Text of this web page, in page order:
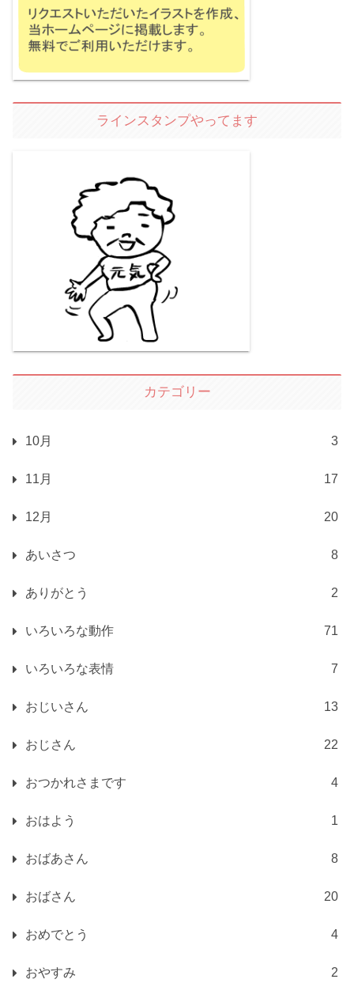
ラインスタンプやってます
カテゴリー
10月 3
11月 17
12月 20
あいさつ 8
ありがとう 2
いろいろな動作 71
いろいろな表情 7
おじいさん 13
おじさん 22
おつかれさまです 4
おはよう 1
おばあさん 8
おばさん 20
おめでとう 4
おやすみ 2